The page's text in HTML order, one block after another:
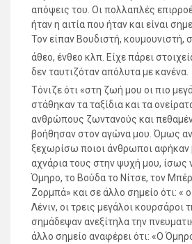
απόψεις του. Οι πολλαπλές
ήταν η αιτία που ήταν και είναι
Τον είπαν Βουδιστή, κουμουνιστή,
άθεο, ένθεο κλπ. Είχε πάρει
δεν ταυτιζόταν απόλυτα με κανένα.
Τόνιζε ότι «στη ζωή μου οι πιο
στάθηκαν τα ταξίδια και τα
ανθρώπους ζωντανούς και
βοήθησαν στον αγώνα μου. Όμως
ξεχωρίσω ποιοι άνθρωποι αφήκαν
αχνάρια τους στην ψυχή μου, ίσως
Όμηρο, το Βούδα το Νίτσε, τον
Ζορμπά» και σε άλλο σημείο ότι: «
Λένιν, οι τρεις μεγάλοι
σημάδεψαν ανεξίτηλα την
άλλο σημείο αναφέρει ότι: «Ο